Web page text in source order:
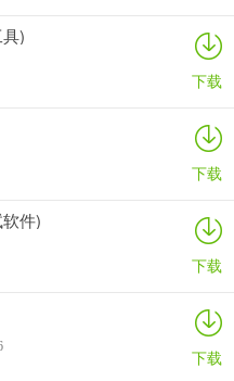
息，了解聊天和作业的消息内
)
下载
下载
件)
下载
下载